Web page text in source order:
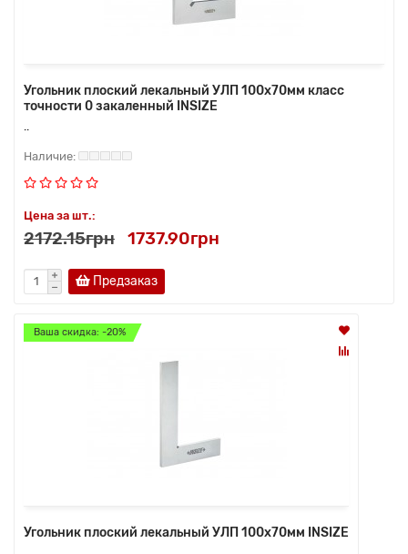
Угольник плоский лекальный УЛП 100х70мм класс
точности 0 закаленный INSIZE
Цена за шт.:
2172.15грн 1737.90грн
Предзаказ
Ваша скидка: -20%
Угольник плоский лекальный УЛП 100х70мм INSIZE